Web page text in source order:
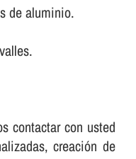
de aluminio.
contactar con usted
creación de